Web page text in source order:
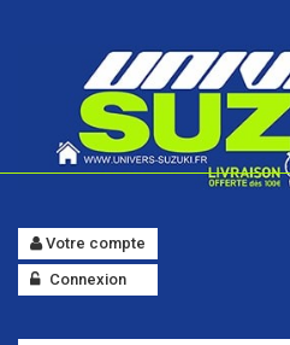
Votre compte
Connexion